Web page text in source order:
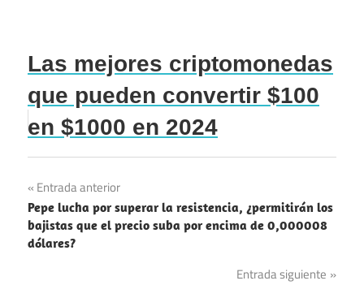
Las mejores criptomonedas
que pueden convertir $100
en $1000 en 2024
Navegación
de
entradas
Entrada anterior
Pepe lucha por superar la resistencia, ¿permitirán los
bajistas que el precio suba por encima de 0,000008
dólares?
Entrada siguiente